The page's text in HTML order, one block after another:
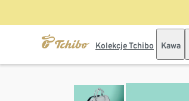
Kolekcje Tchibo Kawa